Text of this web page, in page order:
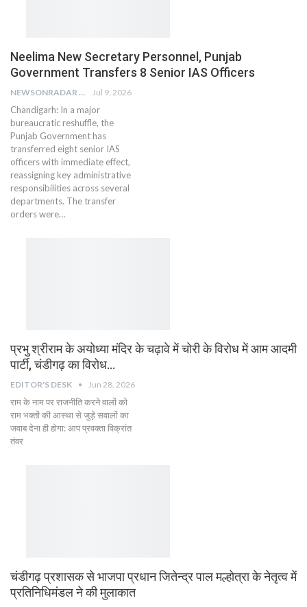
Neelima New Secretary Personnel, Punjab
Government Transfers 8 Senior IAS Officers
NEWSONRADAR BUREAU Jul 9, 2026
Chandigarh: In a major
bureaucratic reshuffle, the
Punjab Government has
transferred eight senior IAS
officers with immediate effect,
reassigning key administrative
responsibilities across several
departments. The transfer
orders were…
प्रभु श्रीराम के अयोध्या मंदिर के चढ़ावे में चोरी के विरोध में आम आदमी
पार्टी, चंडीगढ़ का विरोध…
EDITOR'S DESK Jun 28, 2026
राम के नाम पर राजनीति करने वालों को
राम भक्तों की आस्था से जुड़े सवालों का
जवाब देना ही होगा: आप प्रवक्ता विक्रांत
तंवर
चंडीगढ़ प्रशासक से भाजपा प्रधान जितेन्द्र पाल मल्होत्रा के नेतृत्व में
प्रतिनिधिमंडल ने की मुलाकात